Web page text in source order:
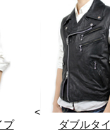
プ
<
ダブルタ